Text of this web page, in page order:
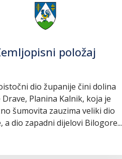
položaj
dio županije čini dolina
Planina Kalnik, koja je
šumovita zauzima veliki dio
a dio zapadni dijelovi Bilogore...